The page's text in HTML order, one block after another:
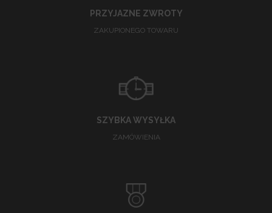
PRZYJAZNE ZWROTY
ZAKUPIONEGO TOWARU
SZYBKA WYSYŁKA
ZAMÓWIENIA